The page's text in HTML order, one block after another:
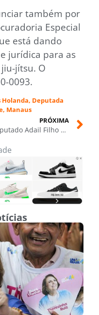
também por
Especial
está dando
jurídica para as
jítsu. O
0093.
Holanda, Deputada
, Manaus
PRÓXIMA
Deputado Adail Filho apoia fim da escala 6×1 e destaca benefícios para trabalhadores da capital e do interior